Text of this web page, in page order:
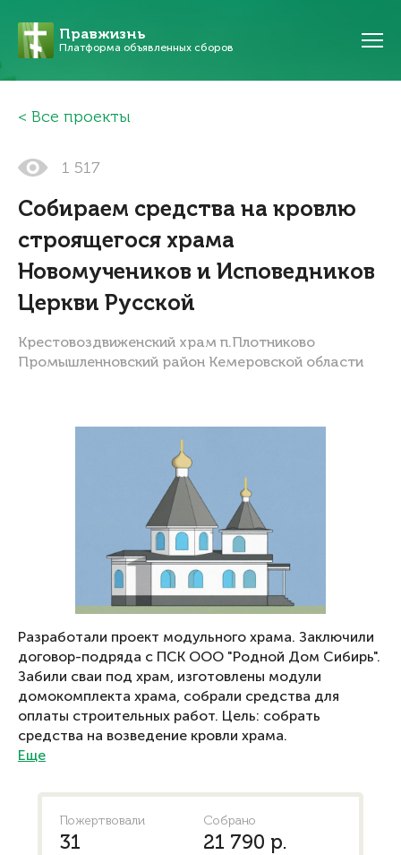
Правжизнь
Платформа объявленных сборов
Все проекты
1 517
Собираем средства на кровлю
строящегося храма
Новомучеников и Исповедников
Церкви Русской
Крестовоздвиженский храм п.Плотниково
Промышленновский район Кемеровской области
Разработали проект модульного храма. Заключили
договор-подряда с ПСК ООО "Родной Дом Сибирь".
Забили сваи под храм, изготовлены модули
домокомплекта храма, собрали средства для
оплаты строительных работ. Цель: собрать
средства на возведение кровли храма.
Еще
Пожертвовали
31
Собрано
21 790 р.